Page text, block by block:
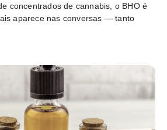
concentrados de cannabis, o BHO é
aparece nas conversas — tanto